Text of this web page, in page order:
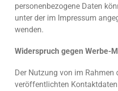
personenbezogene Daten
unter der im Impressum
wenden.
Widerspruch gegen Werbe-
Der Nutzung von im
veröffentlichten